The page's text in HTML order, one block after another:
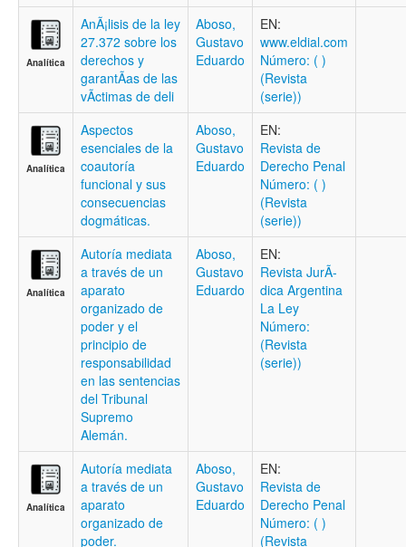
Analítica
AnÃ¡lisis de la ley
27.372 sobre los
derechos y
garantÃ­as de las
vÃ­ctimas de deli
Aboso,
Gustavo
Eduardo
EN:
www.eldial.com
Número: ( )
(Revista
(serie))
Analítica
Aspectos
esenciales de la
coautoría
funcional y sus
consecuencias
dogmáticas.
Aboso,
Gustavo
Eduardo
EN:
Revista de
Derecho Penal
Número: ( )
(Revista
(serie))
Analítica
Autoría mediata
a través de un
aparato
organizado de
poder y el
principio de
responsabilidad
en las sentencias
del Tribunal
Supremo
Alemán.
Aboso,
Gustavo
Eduardo
EN:
Revista JurÃ­
dica Argentina
La Ley
Número:
(Revista
(serie))
Analítica
Autoría mediata
a través de un
aparato
organizado de
poder.
Aboso,
Gustavo
Eduardo
EN:
Revista de
Derecho Penal
Número: ( )
(Revista